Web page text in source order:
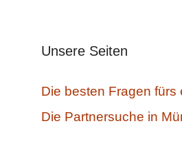
Unsere Seiten
Die besten Fragen fürs
Die Partnersuche in